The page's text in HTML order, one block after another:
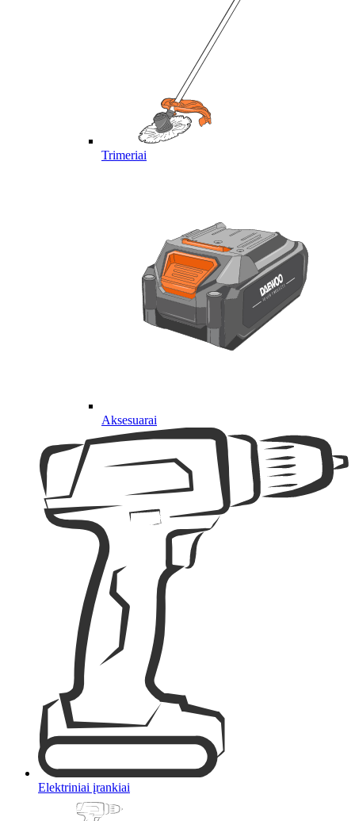
Trimeriai
Aksesuarai
Elektriniai įrankiai